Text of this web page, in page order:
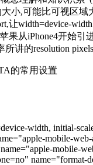
小,可能比可视区域
让width=device-
果从iPhone4开始
所讲的resolution
的常用设置
width, initial-
mobile-
mobile-
name="format-